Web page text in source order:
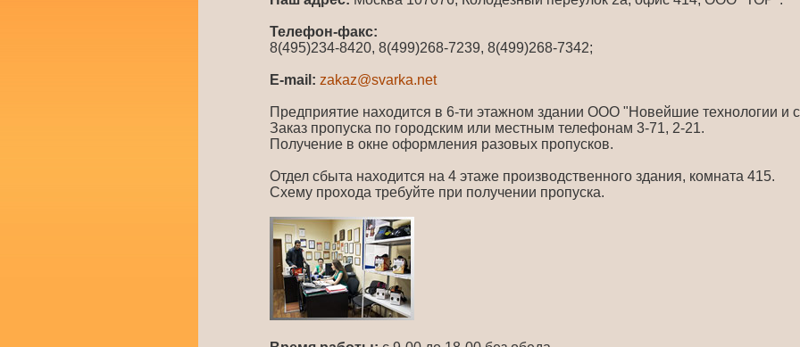
Телефон-факс:
8(495)234-8420, 8(499)268-7239, 8(499)268-7342;
E-mail: zakaz@svarka.net
Предприятие находится в 6-ти этажном здании ООО "Новейшие технологии и
Заказ пропуска по городским или местным телефонам 3-71, 2-21.
Получение в окне оформления разовых пропусков.
Отдел сбыта находится на 4 этаже производственного здания, комната 415.
Схему прохода требуйте при получении пропуска.